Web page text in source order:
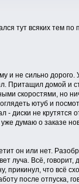
тут всяких тем
и не сильно
Притащил домой и
скоростями, но
ютуб и
диски не
думаю о заказе
он или нет.
луча. Всё,
прикинул, что всё
после отпуска,